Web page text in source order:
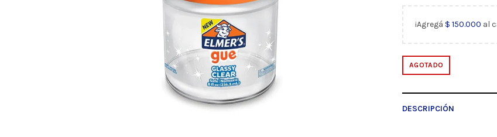
¡Agregá $ 150.000 al
AGOTADO
DESCRIPCIÓN